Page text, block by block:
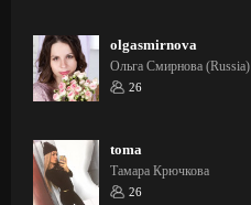
olgasmirnova
Ольга Смирнова (Russia)
26
toma
Тамара Крючкова
26